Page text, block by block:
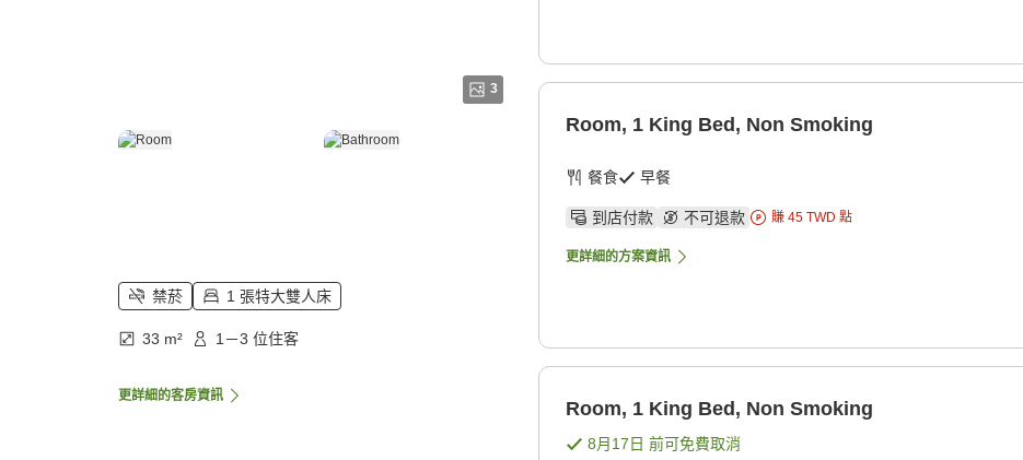
3
禁菸 1 張特大雙人床
33 m² 1－3 位住客
更詳細的客房資訊
Room, 1 King Bed, Non Smoking
餐食 早餐
到店付款 不可退款 賺 45 TWD 點
更詳細的方案資訊
Room, 1 King Bed, Non Smoking
8月17日 前可免費取消